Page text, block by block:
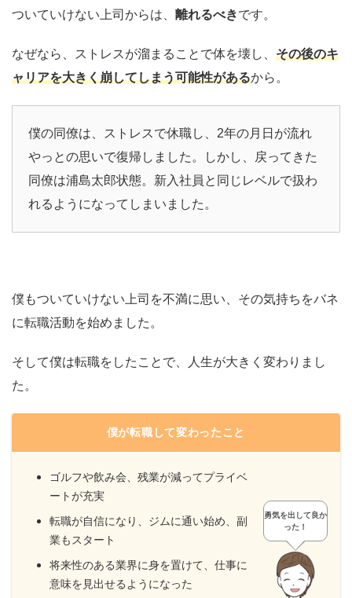
ついていけない上司からは、 離れるべきです。
なぜなら、ストレスが溜まることで体を壊し、 その後のキ
ャリアを大きく崩してしまう可能性があるから。
僕の同僚は、ストレスで休職し、2年の月日が流れ
やっとの思いで復帰しました。しかし、戻ってきた
同僚は浦島太郎状態。新入社員と同じレベルで扱わ
れるようになってしまいました。
僕もついていけない上司を不満に思い、その気持ちをバネ
に転職活動を始めました。
そして僕は転職をしたことで、人生が大きく変わりまし
た。
僕が転職して変わったこと
ゴルフや飲み会、残業が減ってプライベ
ートが充実
転職が自信になり、ジムに通い始め、副
業もスタート
将来性のある業界に身を置けて、仕事に
意味を見出せるようになった
勇気を出して良か
った！